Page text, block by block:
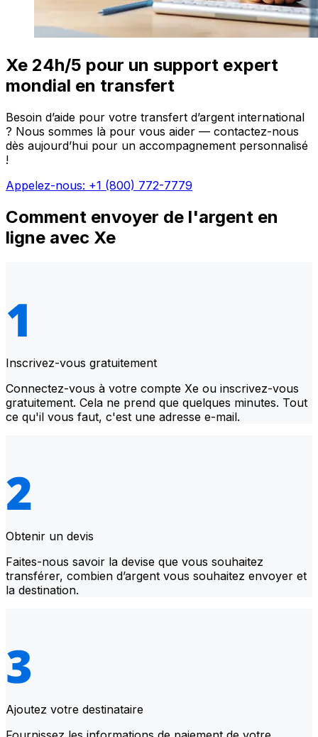
Xe 24h/5 pour un support expert
mondial en transfert
Besoin d’aide pour votre transfert d’argent international
? Nous sommes là pour vous aider — contactez-nous
dès aujourd’hui pour un accompagnement personnalisé
!
Appelez-nous: +1 (800) 772-7779
Comment envoyer de l'argent en
ligne avec Xe
Inscrivez-vous gratuitement
Connectez-vous à votre compte Xe ou inscrivez-vous
gratuitement. Cela ne prend que quelques minutes. Tout
ce qu'il vous faut, c'est une adresse e-mail.
Obtenir un devis
Faites-nous savoir la devise que vous souhaitez
transférer, combien d’argent vous souhaitez envoyer et
la destination.
Ajoutez votre destinataire